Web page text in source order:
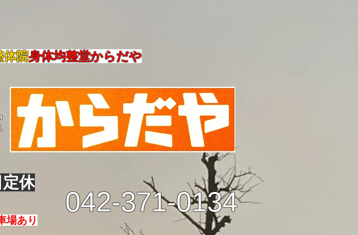
体院身体均整堂からだや
定休
場あり
042-371-0134